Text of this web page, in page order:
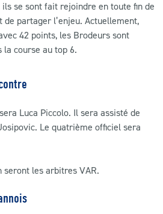
ils se sont fait rejoindre en toute fin de
partager l’enjeu. Actuellement,
42 points, les Brodeurs sont
la course au top 6.
Luca Piccolo. Il sera assisté de
Le quatrième officiel sera
les arbitres VAR.